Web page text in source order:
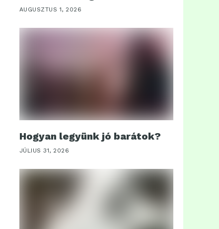
AUGUSZTUS 1, 2026
Hogyan legyünk jó barátok?
JÚLIUS 31, 2026